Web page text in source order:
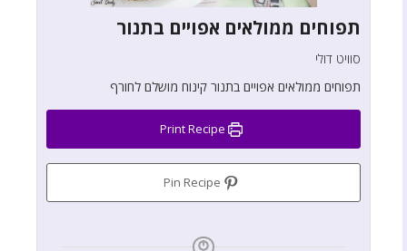
תפוחים ממולאים אפויים בתנור
סוויט דולי
תפוחים ממולאים אפויים בתנור קינוח מושלם לחורף